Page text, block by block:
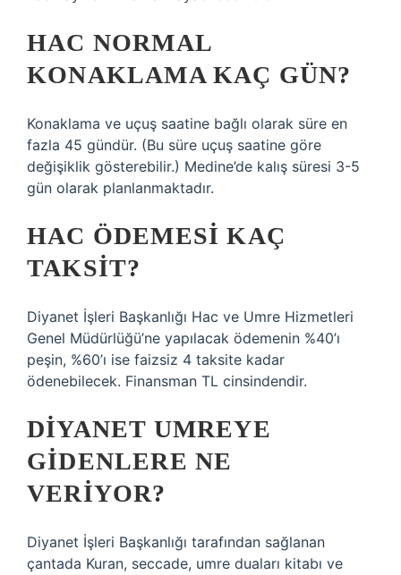
HAC NORMAL
KONAKLAMA KAÇ GÜN?
Konaklama ve uçuş saatine bağlı olarak süre en
fazla 45 gündür. (Bu süre uçuş saatine göre
değişiklik gösterebilir.) Medine’de kalış süresi 3-5
gün olarak planlanmaktadır.
HAC ÖDEMESI KAÇ
TAKSIT?
Diyanet İşleri Başkanlığı Hac ve Umre Hizmetleri
Genel Müdürlüğü’ne yapılacak ödemenin %40’ı
peşin, %60’ı ise faizsiz 4 taksite kadar
ödenebilecek. Finansman TL cinsindendir.
DIYANET UMREYE
GIDENLERE NE
VERIYOR?
Diyanet İşleri Başkanlığı tarafından sağlanan
çantada Kuran, seccade, umre duaları kitabı ve